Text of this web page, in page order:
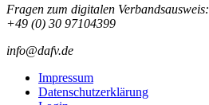
Fragen zum digitalen Verbandsausweis:
+49 (0) 30 97104399
info@dafv.de
Impressum
Datenschutzerklärung